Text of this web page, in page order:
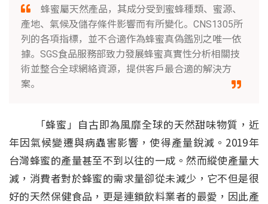
蜂蜜屬天然產品，其成分受到蜜蜂種類、蜜源、
產地、氣候及儲存條件影響而有所變化。CNS1305所
列的各項指標，並不合適作為蜂蜜真偽鑑別之唯一依
據。SGS食品服務部致力發展蜂蜜真實性分析相關技
術並整合全球網絡資源，提供客戶最合適的解決方
案。
「蜂蜜」自古即為風靡全球的天然甜味物質，近
年因氣候變遷與病蟲害影響，使得產量銳減。2019年
台灣蜂蜜的產量甚至不到以往的一成。然而縱使產量大
減，消費者對於蜂蜜的需求量卻從未減少，它不但是很
好的天然保健食品，更是連鎖飲料業者的最愛，因此產